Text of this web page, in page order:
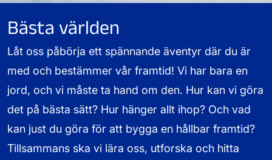
Bästa världen
Låt oss påbörja ett spännande äventyr där du är
med och bestämmer vår framtid! Vi har bara en
jord, och vi måste ta hand om den. Hur kan vi göra
det på bästa sätt? Hur hänger allt ihop? Och vad
kan just du göra för att bygga en hållbar framtid?
Tillsammans ska vi lära oss, utforska och hitta